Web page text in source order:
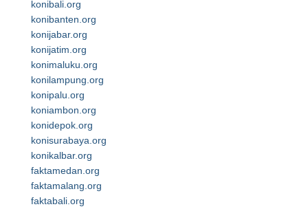
konibali.org
konibanten.org
konijabar.org
konijatim.org
konimaluku.org
konilampung.org
konipalu.org
koniambon.org
konidepok.org
konisurabaya.org
konikalbar.org
faktamedan.org
faktamalang.org
faktabali.org